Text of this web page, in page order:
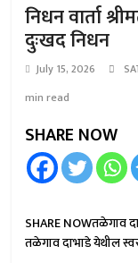
निधन वार्ता
दुःखद निधन
July 15, 2026
min read
SHARE NOW
SHARE NOWतळेगाव
तळेगाव दाभाडे येथील